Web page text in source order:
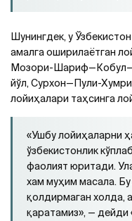
Шунингдек, у
амалга оширилаётган
Мозори-
йўл, Сурхон—Пули-Хумри
лойиҳалари таҳсинга
«Ушбу лойиҳаларни
ўзбекистонлик
фаолият юритади.
хам муҳим масала.
қолдирмаган холда,
қаратамиз», — дейди